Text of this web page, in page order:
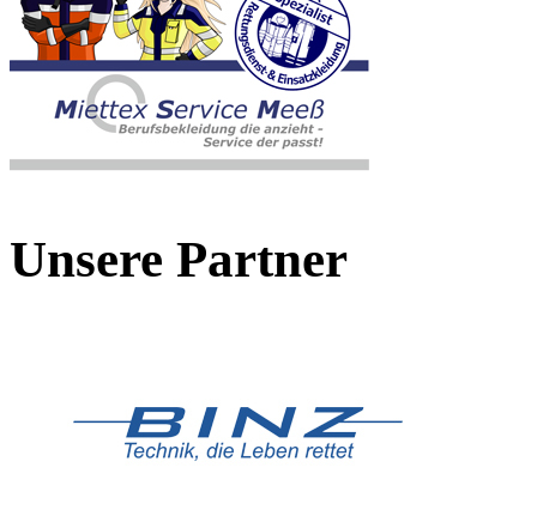
Unsere Partner